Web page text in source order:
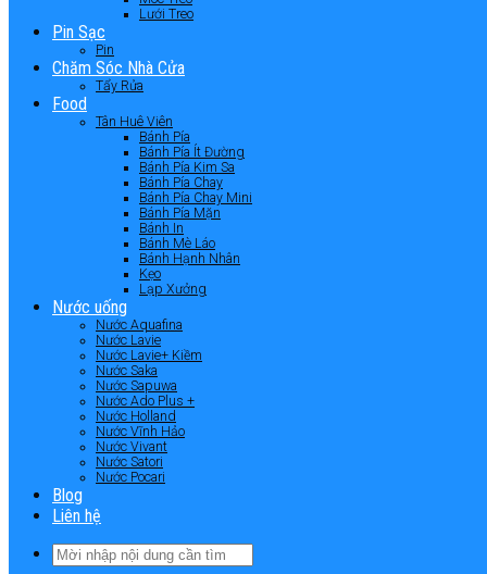
Lưới Treo
Pin Sạc
Pin
Chăm Sóc Nhà Cửa
Tẩy Rửa
Food
Tân Huê Viên
Bánh Pía
Bánh Pía Ít Đường
Bánh Pía Kim Sa
Bánh Pía Chay
Bánh Pía Chay Mini
Bánh Pía Mặn
Bánh In
Bánh Mè Láo
Bánh Hạnh Nhân
Kẹo
Lạp Xưởng
Nước uống
Nước Aquafina
Nước Lavie
Nước Lavie+ Kiềm
Nước Saka
Nước Sapuwa
Nước Ado Plus +
Nước Holland
Nước Vĩnh Hảo
Nước Vivant
Nước Satori
Nước Pocari
Blog
Liên hệ